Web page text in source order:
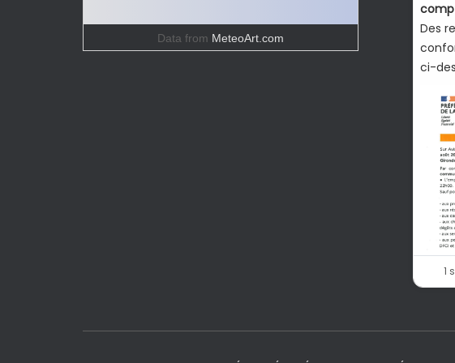
Data from MeteoArt.com